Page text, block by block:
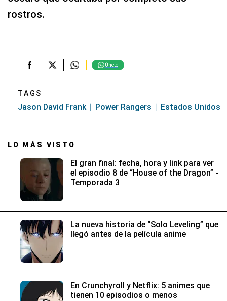
rostros.
Únete
TAGS
Jason David Frank Power Rangers Estados Unidos
LO MÁS VISTO
El gran final: fecha, hora y link para ver
el episodio 8 de “House of the Dragon” -
Temporada 3
La nueva historia de “Solo Leveling” que
llegó antes de la película anime
En Crunchyroll y Netflix: 5 animes que
tienen 10 episodios o menos